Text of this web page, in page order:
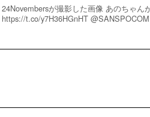
24Novembersが撮影した画像 あのちゃ
https://t.co/y7H36HGnHT